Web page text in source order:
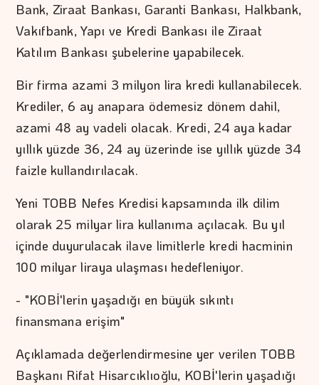
Bank, Ziraat Bankası, Garanti Bankası, Halkbank,
Vakıfbank, Yapı ve Kredi Bankası ile Ziraat
Katılım Bankası şubelerine yapabilecek.
Bir firma azami 3 milyon lira kredi kullanabilecek.
Krediler, 6 ay anapara ödemesiz dönem dahil,
azami 48 ay vadeli olacak. Kredi, 24 aya kadar
yıllık yüzde 36, 24 ay üzerinde ise yıllık yüzde 34
faizle kullandırılacak.
Yeni TOBB Nefes Kredisi kapsamında ilk dilim
olarak 25 milyar lira kullanıma açılacak. Bu yıl
içinde duyurulacak ilave limitlerle kredi hacminin
100 milyar liraya ulaşması hedefleniyor.
- "KOBİ'lerin yaşadığı en büyük sıkıntı
finansmana erişim"
Açıklamada değerlendirmesine yer verilen TOBB
Başkanı Rifat Hisarcıklıoğlu, KOBİ'lerin yaşadığı